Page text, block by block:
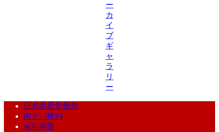
ー
カ
イ
ブ
ギ
ャ
ラ
リ
ー
日本共産党批判
内ゲバ批判
青年同盟